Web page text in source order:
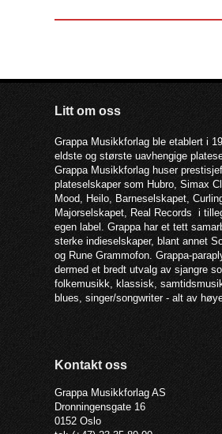
Litt om oss
Grappa Musikkforlag ble etablert i
eldste og største uavhengige
Grappa Musikkforlag huser
plateselskaper som Hubro, Simax
Mood, Heilo, Barneselskapet,
Majorselskapet, Real Records i
egen label. Grappa har et tett
sterke indieselskaper, blant annet
og Rune Grammofon. Grappa-
dermed et bredt utvalg av sjangre
folkemusikk, klassisk,
blues, singer/songwriter - alt av
Kontakt oss
Grappa Musikkforlag AS
Dronningensgate 16
0152 Oslo